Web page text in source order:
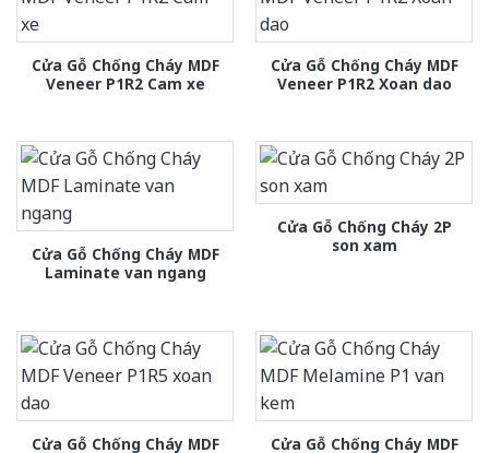
Cửa Gỗ Chống Cháy MDF
Veneer P1R2 Cam xe
Cửa Gỗ Chống Cháy MDF
Veneer P1R2 Xoan dao
Cửa Gỗ Chống Cháy MDF
Laminate van ngang
Cửa Gỗ Chống Cháy 2P
son xam
Cửa Gỗ Chống Cháy MDF
Cửa Gỗ Chống Cháy MDF